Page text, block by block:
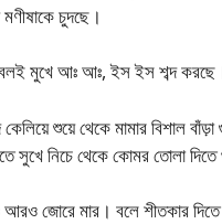
চুদছে।
মুখে আঃ আঃ, ইস ইস শব্দ
শুয়ে থেকে মামার বিশাল বাঁড়া
সুখে নিচে থেকে কোমর তোলা দিতে
জোরে মার। বলে শীতকার